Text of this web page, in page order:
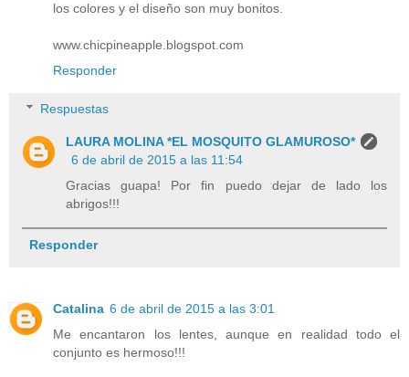
los colores y el diseño son muy bonitos.
www.chicpineapple.blogspot.com
Responder
Respuestas
LAURA MOLINA *EL MOSQUITO GLAMUROSO*
6 de abril de 2015 a las 11:54
Gracias guapa! Por fin puedo dejar de lado los
abrigos!!!
Responder
Catalina 6 de abril de 2015 a las 3:01
Me encantaron los lentes, aunque en realidad todo el
conjunto es hermoso!!!